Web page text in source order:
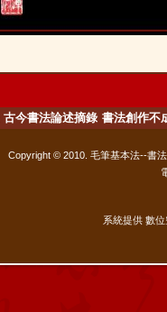
古今書法論述摘錄 書法創作不
Copyright © 2010. 毛筆基本法--書
系統提供 數